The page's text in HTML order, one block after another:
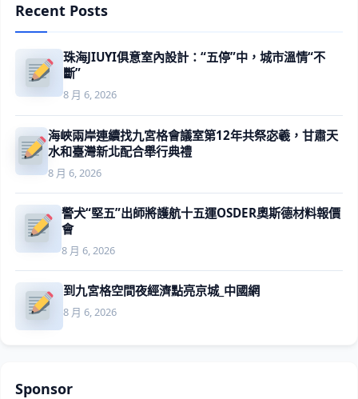
Recent Posts
珠海JIUYI俱意室內設計：“五停”中，城市溫情“不
斷”
8 月 6, 2026
海峽兩岸連續找九宮格會議室第12年共祭宓羲，甘肅天
水和臺灣新北配合舉行典禮
8 月 6, 2026
警犬“堅五”出師將護航十五運OSDER奧斯德材料報價
會
8 月 6, 2026
到九宮格空間夜經濟點亮京城_中國網
8 月 6, 2026
Sponsor